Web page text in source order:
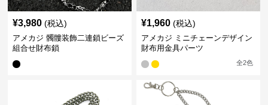
¥3,980 (税込)
アメカジ 髑髏装飾二連鎖ビーズ
組合せ財布鎖
¥1,960 (税込)
アメカジ ミニチェーンデザイン
財布用金具パーツ
全2色